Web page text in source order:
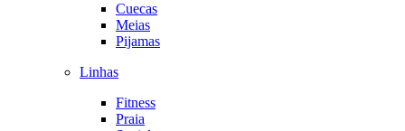
Cuecas
Meias
Pijamas
Linhas
Fitness
Praia